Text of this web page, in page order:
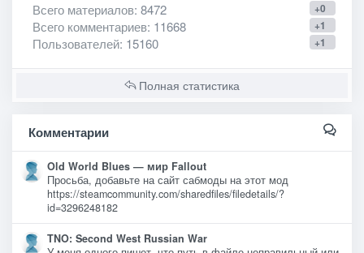
+0
Всего материалов: 8472
+1
Всего комментариев: 11668
+1
Пользователей: 15160
Полная статистика
Комментарии
Old World Blues — мир Fallout
Просьба, добавьте на сайт сабмоды на этот мод
https://steamcommunity.com/sharedfiles/filedetails/?
id=3296248182
TNO: Second West Russian War